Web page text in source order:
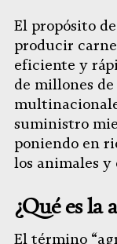
El propósito
producir
eficiente y
de millones
suministro
poniendo en
los animales
¿Qué es
El término